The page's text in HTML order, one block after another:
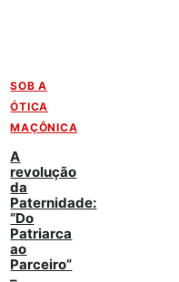
SOB A
ÓTICA
MAÇÔNICA
A
revolução
da
Paternidade:
“Do
Patriarca
ao
Parceiro”